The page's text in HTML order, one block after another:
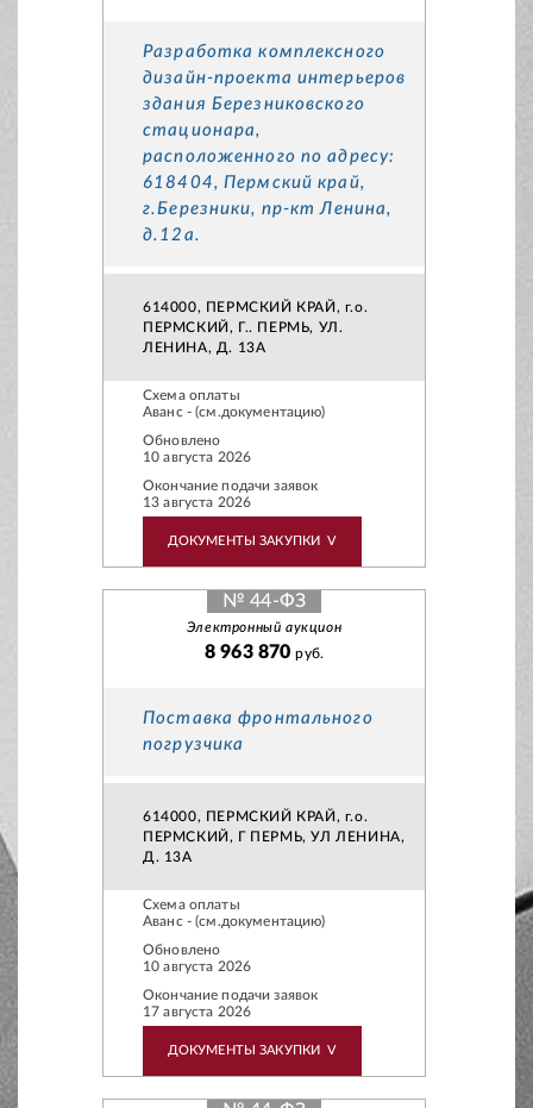
Разработка комплексного
дизайн-проекта интерьеров
здания Березниковского
стационара,
расположенного по адресу:
618404, Пермский край,
г.Березники, пр-кт Ленина,
д.12а.
614000, ПЕРМСКИЙ КРАЙ, г.о.
ПЕРМСКИЙ, Г.. ПЕРМЬ, УЛ.
ЛЕНИНА, Д. 13А
Схема оплаты
Аванс - (см.документацию)
Обновлено
10 августа 2026
Окончание подачи заявок
13 августа 2026
ДОКУМЕНТЫ ЗАКУПКИ V
№ 44-ФЗ
Электронный аукцион
8 963 870руб.
Поставка фронтального
погрузчика
614000, ПЕРМСКИЙ КРАЙ, г.о.
ПЕРМСКИЙ, Г ПЕРМЬ, УЛ ЛЕНИНА,
Д. 13А
Схема оплаты
Аванс - (см.документацию)
Обновлено
10 августа 2026
Окончание подачи заявок
17 августа 2026
ДОКУМЕНТЫ ЗАКУПКИ V